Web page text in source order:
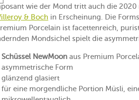
wie der Mond tritt auch die
& Boch in Erscheinung. Die
Porcelain ist facettenreich,
Mondsichel spielt die
Schüssel NewMoon aus Premium
asymmetrische Form
glänzend glasiert
für eine morgendliche Portion Müsli,